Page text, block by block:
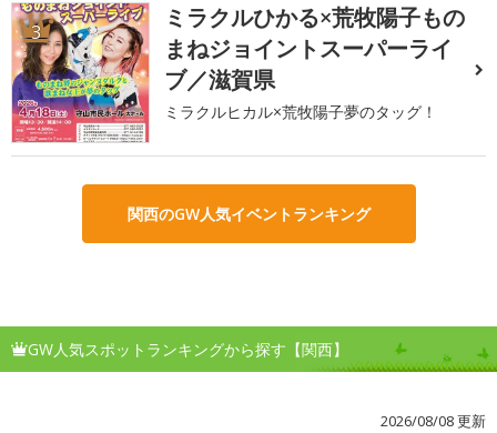
3
ミラクルひかる×荒牧陽子もの
まねジョイントスーパーライ
ブ／滋賀県
ミラクルヒカル×荒牧陽子夢のタッグ！
関西のGW人気イベントランキング
GW人気スポットランキングから探す【関西】
2026/08/08 更新